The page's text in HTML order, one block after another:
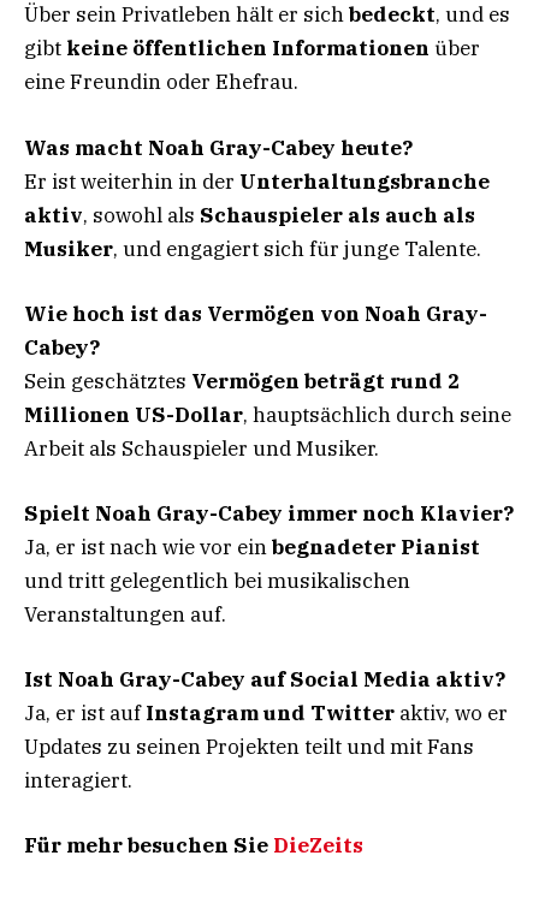
Über sein Privatleben hält er sichbedeckt, und es
gibt keine öffentlichen Informationen über
eine Freundin oder Ehefrau.
Was macht Noah Gray-Cabey heute?
Er ist weiterhin in der Unterhaltungsbranche
aktiv, sowohl als Schauspieler als auch als
Musiker, und engagiert sich für junge Talente.
Wie hoch ist das Vermögen von Noah Gray-
Cabey?
Sein geschätztes Vermögen beträgt rund 2
Millionen US-Dollar, hauptsächlich durch seine
Arbeit als Schauspieler und Musiker.
Spielt Noah Gray-Cabey immer noch Klavier?
Ja, er ist nach wie vor einbegnadeter Pianist
und tritt gelegentlich bei musikalischen
Veranstaltungen auf.
Ist Noah Gray-Cabey auf Social Media aktiv?
Ja, er ist aufInstagram und Twitter aktiv, wo er
Updates zu seinen Projekten teilt und mit Fans
interagiert.
Für mehr besuchen Sie DieZeits